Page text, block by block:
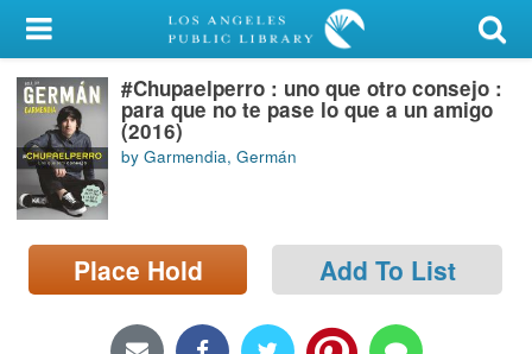
My Account
Library Card
Sign In
Search
Locations/Hours (external
page)
#Chupaelperro : uno que otro consejo :
para que no te pase lo que a un amigo
(2016)
by Garmendia, Germán
Place Hold Add To List